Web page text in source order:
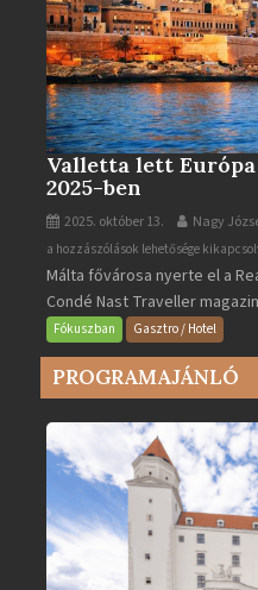
Valletta lett
2025-ben
2025. október 13. Nagy
Valletta
lett
Európa
legjobb
városa
2025-
bejegyzéshez
a hozzászólások lehetősége
Málta fővárosa nyerte el a
Condé Nast Traveller
Fókuszban Gasztro / Hotel
PROGRAMAJÁNLÓ